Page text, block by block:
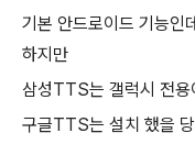
기본 안드로이드 기능
하지만
삼성TTS는 갤럭시 전용
구글TTS는 설치 했을